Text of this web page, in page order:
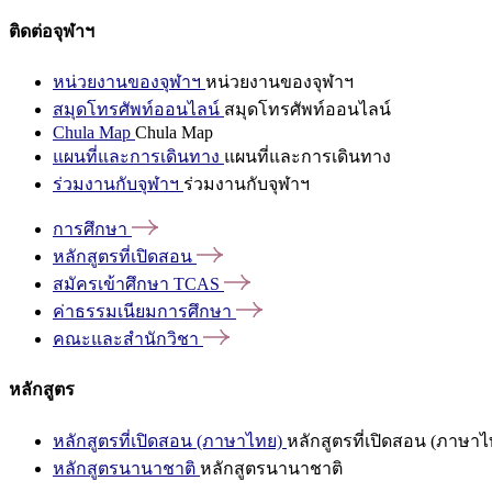
ติดต่อจุฬาฯ
หน่วยงานของจุฬาฯ หน่วยงานของจุฬาฯ
สมุดโทรศัพท์ออนไลน์ สมุดโทรศัพท์ออนไลน์
Chula Map Chula Map
แผนที่และการเดินทาง แผนที่และการเดินทาง
ร่วมงานกับจุฬาฯ ร่วมงานกับจุฬาฯ
การศึกษา
หลักสูตรที่เปิดสอน
สมัครเข้าศึกษา TCAS
ค่าธรรมเนียมการศึกษา
คณะและสำนักวิชา
หลักสูตร
หลักสูตรที่เปิดสอน (ภาษาไทย) หลักสูตรที่เปิดสอน (ภาษาไ
หลักสูตรนานาชาติ หลักสูตรนานาชาติ